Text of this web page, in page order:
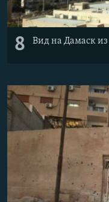
8 Вид на Дамаск из